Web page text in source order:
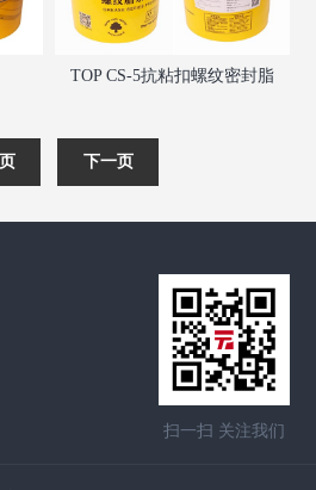
TOP CS-5抗粘扣螺纹密封脂
扫一扫 关注我们